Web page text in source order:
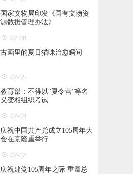
国家文物局印发《国有文物资
源数据管理办法》
07-08
古画里的夏日猫咪治愈瞬间
07-05
教育部：不得以“夏令营”等名
义变相组织考试
07-03
庆祝中国共产党成立105周年大
会在京隆重举行
07-02
庆祝建党105周年之际 重温总